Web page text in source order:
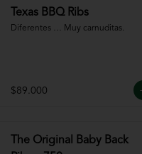
Texas BBQ Ribs
Diferentes … Muy carnuditas.
$89.000
The Original Baby Back